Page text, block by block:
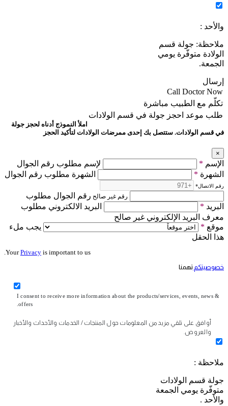
والأحد :
ملاحظة: جولة قسم
الولادة متوفّرة يومي
الجمعة.
إرسال
Call Doctor Now
تكلّم مع الطبيب مباشرة
طلب موعد احجز جولة في قسم الولادات
املأ النموذج أدناه لحجز جولة
في قسم الولادات. ستتصل بك إحدى ممرضات الولادات لتأكيد الحجز
×
الإسم *
لإسم مطلوب رقم الجوال
الشهرة * الشهرة مطلوب رقم الجوال
رقم الاتصال*
رقم غير صالح رقم الجوال مطلوب
البريد *
البريد الالكتروني مطلوب
معرف البريد الإلكتروني غير صالح
موقع *
يجب ملء
هذا الحقل
YourPrivacy is important to us.
خصوصيتكم تهمنا
I consent to receive more information about the products/services, events, news &
offers.
أوافق على تلقي مزيد من المعلومات حول المنتجات / الخدمات والأحداث والأخبار
والعروض.
ملاحظة :
جولة قسم الولادات
متوفّرة يومي الجمعة
والأحد .